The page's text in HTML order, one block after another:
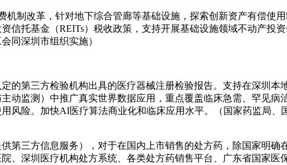
机制改革，针对地下综合管廊等基础设施，探索创新资产有偿使
托基金（REITs）税收政策，支持开展基础设施领域不动产投
同深圳市组织实施）
的第三方检验机构出具的医疗器械注册检验报告。支持在深圳本
动监测）中推广真实世界数据应用，重点覆盖临床急需、罕见病
风险。加快AI医疗算法商业化和临床应用水平。（国家药监局、
第三方信息服务），对于在国内上市销售的处方药，除国家明确
、深圳医疗机构处方系统、各类处方药销售平台、广东省国家医